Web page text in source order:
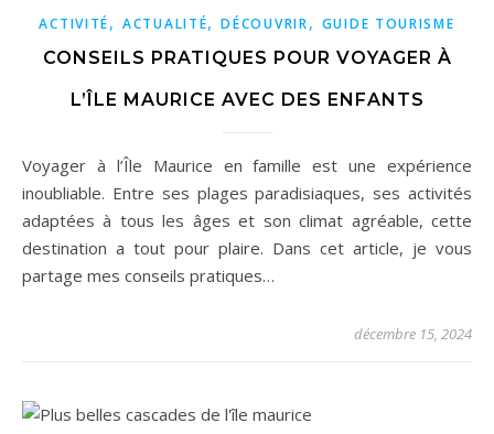
ACTIVITÉ,ACTUALITÉ,DÉCOUVRIR, GUIDE TOURISME
CONSEILS PRATIQUES POUR VOYAGER À
L’ÎLE MAURICE AVEC DES ENFANTS
Voyager à l’Île Maurice en famille est une expérience
inoubliable. Entre ses plages paradisiaques, ses activités
adaptées à tous les âges et son climat agréable, cette
destination a tout pour plaire. Dans cet article, je vous
partage mes conseils pratiques…
décembre 15, 2024